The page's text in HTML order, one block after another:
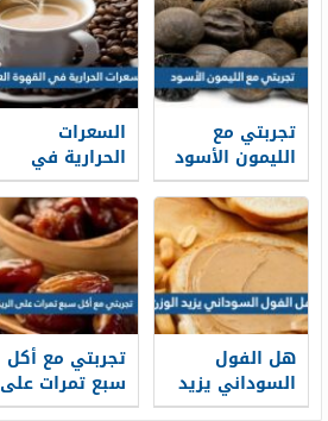
تجربتي مع
الليمون الأسود
للتخسيس
وفوائده للجسم
والشعر
السعرات
الحرارية في
القهوة العربية
هل الفول
السوداني يزيد
الوزن
تجربتي مع أكل
سبع تمرات على
الريق